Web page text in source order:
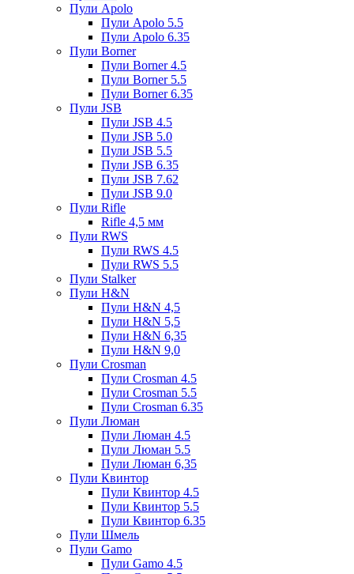
Пули Apolo
Пули Apolo 5.5
Пули Apolo 6.35
Пули Borner
Пули Borner 4.5
Пули Borner 5.5
Пули Borner 6.35
Пули JSB
Пули JSB 4.5
Пули JSB 5.0
Пули JSB 5.5
Пули JSB 6.35
Пули JSB 7.62
Пули JSB 9.0
Пули Rifle
Rifle 4,5 мм
Пули RWS
Пули RWS 4.5
Пули RWS 5.5
Пули Stalker
Пули H&N
Пули H&N 4,5
Пули H&N 5,5
Пули H&N 6,35
Пули H&N 9,0
Пули Crosman
Пули Crosman 4.5
Пули Crosman 5.5
Пули Crosman 6.35
Пули Люман
Пули Люман 4.5
Пули Люман 5.5
Пули Люман 6,35
Пули Квинтор
Пули Квинтор 4.5
Пули Квинтор 5.5
Пули Квинтор 6.35
Пули Шмель
Пули Gamo
Пули Gamo 4.5